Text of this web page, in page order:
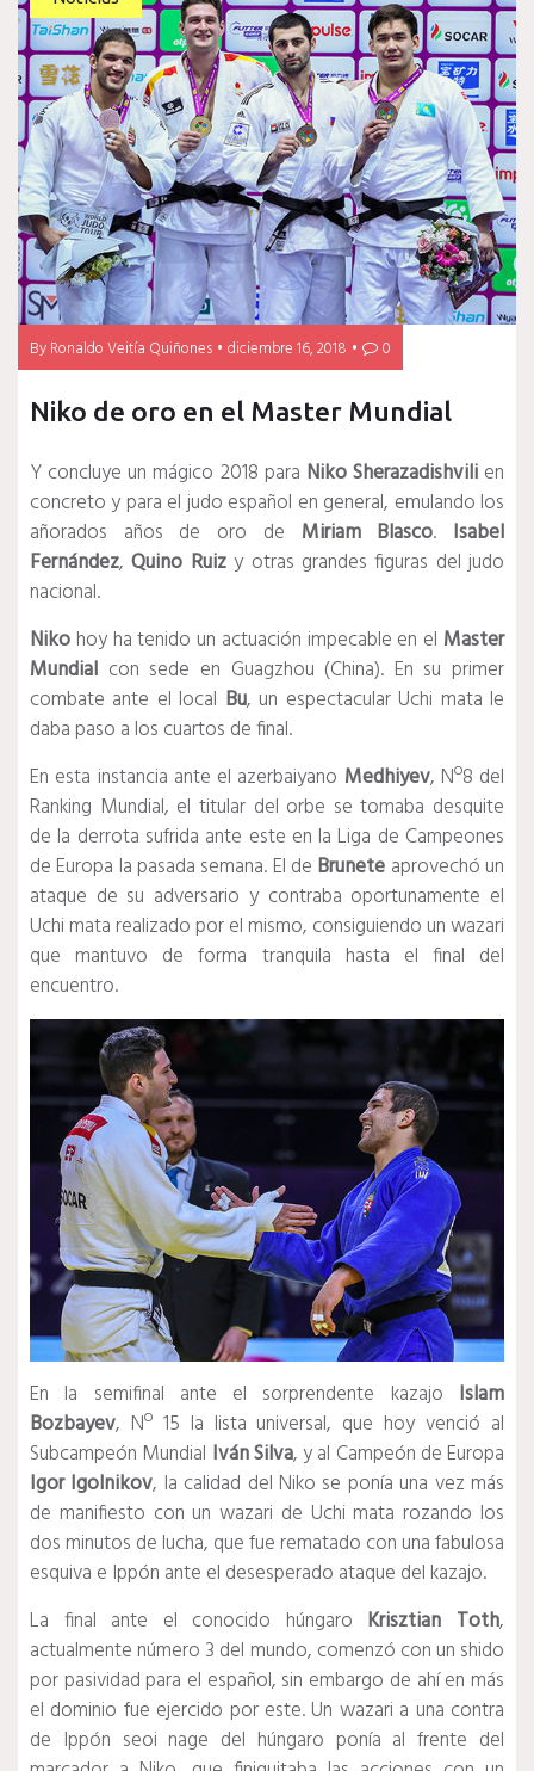
ByRonaldo Veitía Quiñones diciembre 16, 2018 0
Niko de oro en el Master Mundial
Y concluye un mágico 2018 para Niko Sherazadishvilien
concreto y para el judo español en general, emulando los
añorados años de oro de Miriam Blasco. Isabel
Fernández,Quino Ruizy otras grandes figuras del judo
nacional.
Niko hoy ha tenido un actuación impecable en el Master
Mundial con sede en Guagzhou (China). En su primer
combate ante el local Bu, un espectacular Uchi mata le
daba paso a los cuartos de final.
En esta instancia ante el azerbaiyano Medhiyev, Nº8 del
Ranking Mundial, el titular del orbe se tomaba desquite
de la derrota sufrida ante este en la Liga de Campeones
de Europa la pasada semana. El de Brunete aprovechó un
ataque de su adversario y contraba oportunamente el
Uchi mata realizado por el mismo, consiguiendo un wazari
que mantuvo de forma tranquila hasta el final del
encuentro.
En la semifinal ante el sorprendente kazajo Islam
Bozbayev, Nº 15 la lista universal, que hoy venció al
Subcampeón Mundial Iván Silva, y al Campeón de Europa
Igor Igolnikov, la calidad del Niko se ponía una vez más
de manifiesto con un wazari de Uchi mata rozando los
dos minutos de lucha, que fue rematado con una fabulosa
esquiva e Ippón ante el desesperado ataque del kazajo.
La final ante el conocido húngaro Krisztian Toth,
actualmente número 3 del mundo, comenzó con un shido
por pasividad para el español, sin embargo de ahí en más
el dominio fue ejercido por este. Un wazari a una contra
de Ippón seoi nage del húngaro ponía al frente del